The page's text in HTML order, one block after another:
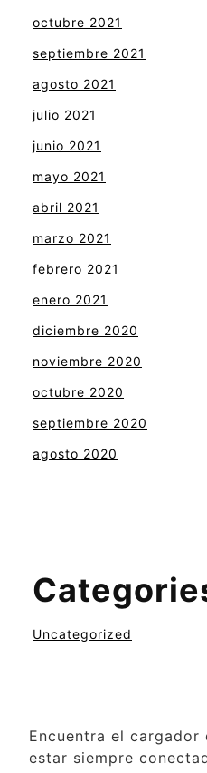
octubre 2021
septiembre 2021
agosto 2021
julio 2021
junio 2021
mayo 2021
abril 2021
marzo 2021
febrero 2021
enero 2021
diciembre 2020
noviembre 2020
octubre 2020
septiembre 2020
agosto 2020
Uncategorized
Encuentra el cargador
estar siempre